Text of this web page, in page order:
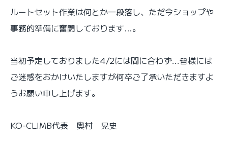
ルートセット作業は何とか一段落し、ただ今ショップや
事務的準備に奮闘しております…。
当初予定しておりました4/2には間に合わず…皆様には
ご迷惑をおかけいたしますが何卒ご了承いただきますよ
うお願い申し上げます。
KO-CLIMB代表 奥村 晃史